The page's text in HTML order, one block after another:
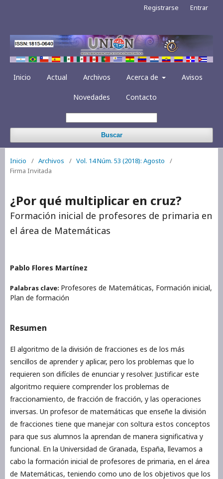
Inicio Actual Archivos Acerca de Avisos
Novedades Contacto
Buscar
Registrarse Entrar
Inicio / Archivos / Vol. 14 Núm. 53 (2018): Agosto
/
Firma Invitada
¿Por qué multiplicar en cruz?
Formación inicial de profesores de primaria en
el área de Matemáticas
Pablo Flores Martínez
Palabras clave: Profesores de Matemáticas, Formación inicial,
Plan de formación
Resumen
El algoritmo de la división de fracciones es de los más
sencillos de aprender y aplicar, pero los problemas que lo
requieren son difíciles de enunciar y resolver. Justificar este
algoritmo requiere comprender los problemas de
fraccionamiento, de fracción de fracción, y las operaciones
inversas. Un profesor de matemáticas que enseñe la división
de fracciones tiene que manejar con soltura estos conceptos
para que sus alumnos la aprendan de manera significativa y
funcional. En la Universidad de Granada, España, llevamos a
cabo la formación inicial de profesores de primaria, en el área
de Matemáticas, teniendo como uno de los objetivos que los